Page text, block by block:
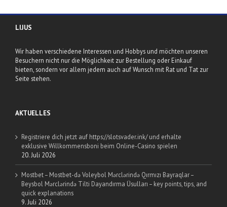
LIJUS
Wir haben verschiedene Interessen und Hobbys und möchten unseren
Besuchern nicht nur die Möglichkeit zur Bestellung oder Einkauf
bieten, sondern vor allem jedem auch auf Wunsch mit Rat und Tat zur
Seite stehen.
AKTUELLES
Registriere dich jetzt auf https://slotsvader.ink/ und erhalte
exklusive Willkommensboni beim Online-Casino spielen
20. Juli 2026
Mostbet – Mostbet-də Voleybol Mərclərində Qırmızı Bayraqlar –
Beysbol Mərclərində Tilti Dayandırma Üsulları – key points, tips, and
quick explanations
9. Juli 2026